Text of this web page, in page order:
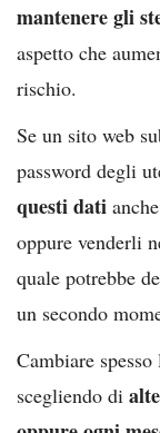
mantenere gli
aspetto che
rischio.
Se un sito web
password degli
questi dati
oppure venderli
quale potrebbe
un secondo
Cambiare
scegliendo di